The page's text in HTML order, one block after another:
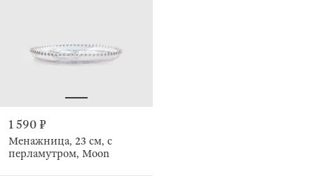
1 590 ₽
Менажница, 23 см, с
перламутром, Moon